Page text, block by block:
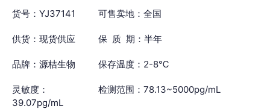
货号：YJ37141 可售卖地：全国
供货：现货供应 保 质 期：半年
品牌：源桔生物 保存温度：2-8℃
灵敏度：
39.07pg/mL
检测范围：78.13~5000pg/mL